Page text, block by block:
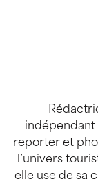
indépendant
reporter et
l’univers
elle use de sa